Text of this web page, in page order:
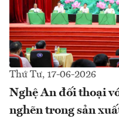
Thứ Tư, 17-06-2026
Nghệ An đối thoại
nghẽn trong sản